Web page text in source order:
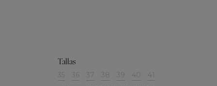
Tallas
35 36 37 38 39 40 41